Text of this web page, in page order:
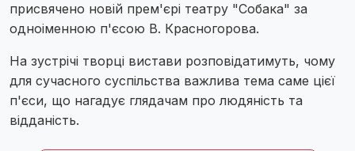
присвячено новій прем'єрі театру "Собака" за
одноіменною п'єсою В. Красногорова.
На зустрічі творці вистави розповідатимуть, чому
для сучасного суспільства важлива тема саме цієї
п'єси, що нагадує глядачам про людяність та
відданість.